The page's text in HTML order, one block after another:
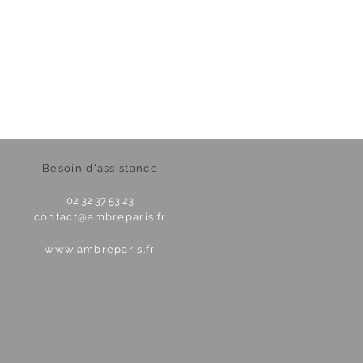
Besoin d'assistance
02 32 37 53 23
contact@ambreparis.fr
www.ambreparis.fr